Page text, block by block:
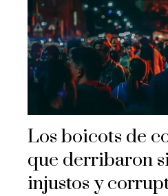
Los boicots de
que derribaron
injustos y